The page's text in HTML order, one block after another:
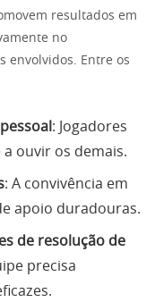
resultados em
no
envolvidos. Entre os
: Jogadores
ouvir os demais.
: A convivência em
apoio duradouras.
de resolução de
precisa